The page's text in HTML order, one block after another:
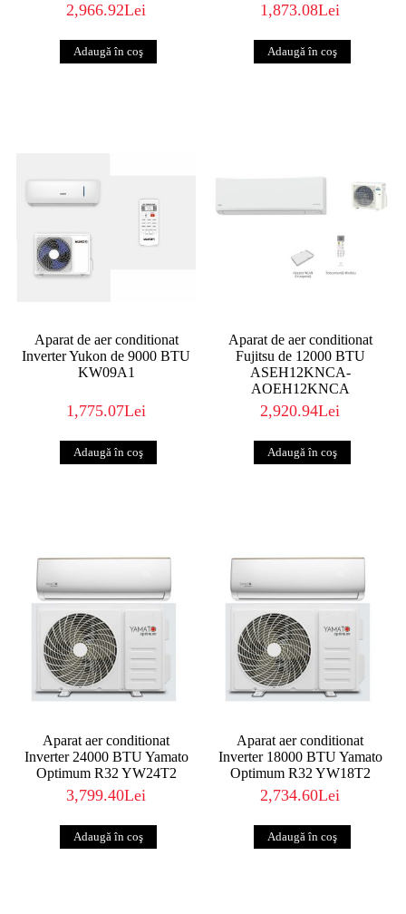
2,966.92Lei 1,873.08Lei
Aparat de aer conditionat
Inverter Yukon de 9000 BTU
KW09A1
1,775.07Lei
Aparat de aer conditionat
Fujitsu de 12000 BTU
ASEH12KNCA-
AOEH12KNCA
2,920.94Lei
Aparat aer conditionat
Inverter 24000 BTU Yamato
Optimum R32 YW24T2
3,799.40Lei
Aparat aer conditionat
Inverter 18000 BTU Yamato
Optimum R32 YW18T2
2,734.60Lei